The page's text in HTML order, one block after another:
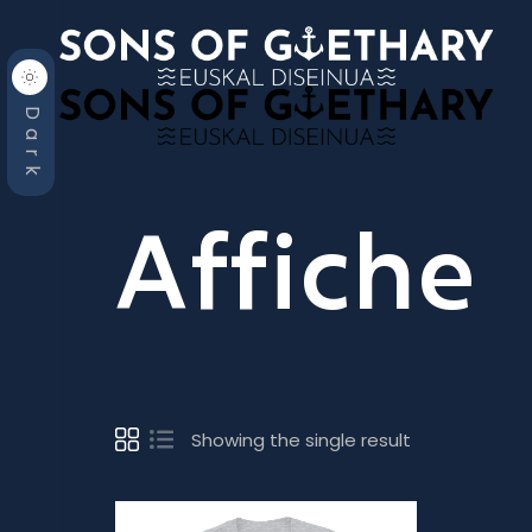
Affiche
Showing the single result
Dark